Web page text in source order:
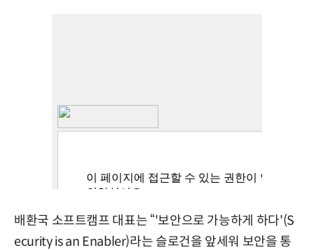
배환국 소프트캠프 대표는 “'보안으로 가능하게 하다'(S
ecurity is an Enabler)라는 슬로건을 앞세워 보안을 통